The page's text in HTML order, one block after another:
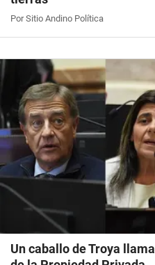
Por Sitio Andino Política
Un caballo de Troya